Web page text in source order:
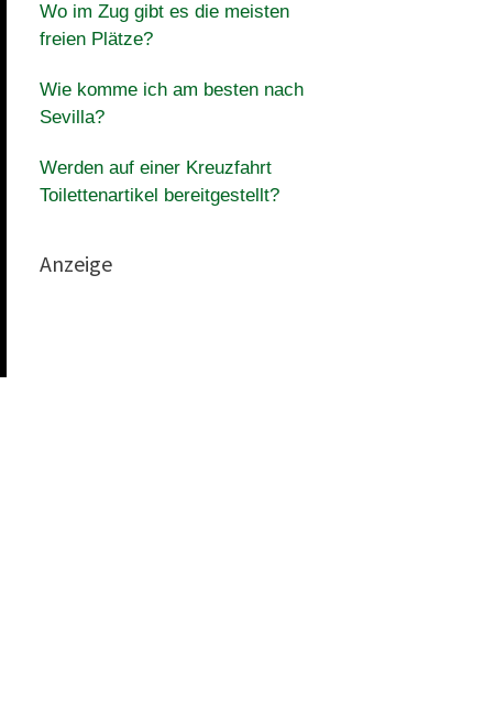
Wo im Zug gibt es die meisten
freien Plätze?
Wie komme ich am besten nach
Sevilla?
Werden auf einer Kreuzfahrt
Toilettenartikel bereitgestellt?
Anzeige